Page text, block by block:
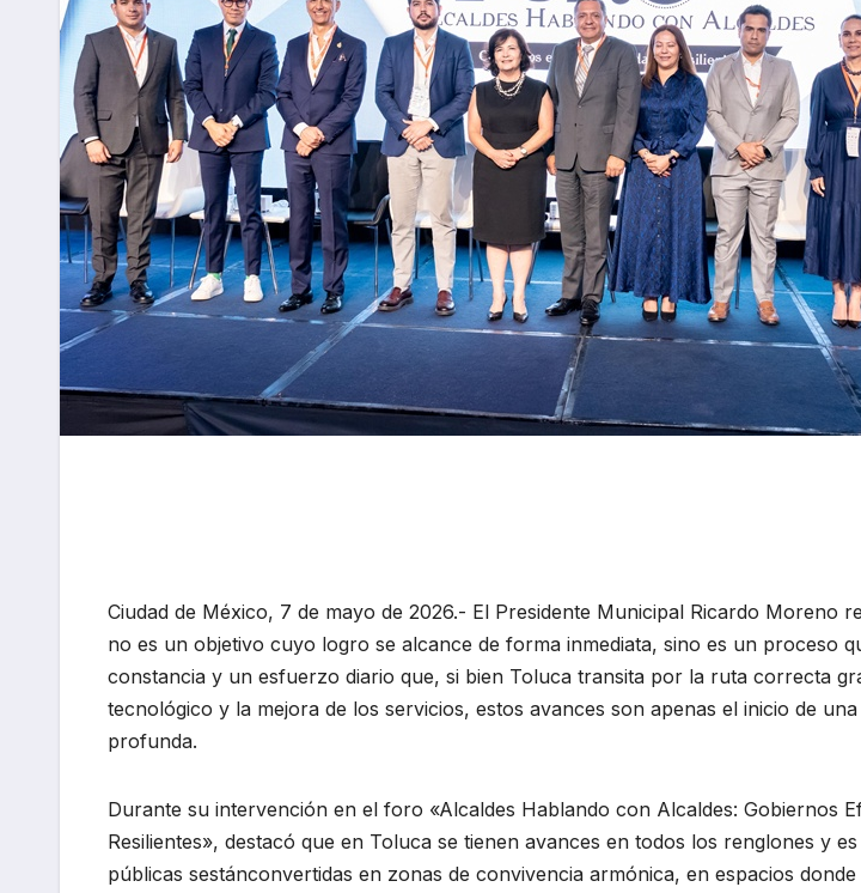
Ciudad de México, 7 de mayo de 2026.- El Presidente Municipal Ricardo Moreno
no es un objetivo cuyo logro se alcance de forma inmediata, sino es un proceso
constancia y un esfuerzo diario que, si bien Toluca transita por la ruta correcta
tecnológico y la mejora de los servicios, estos avances son apenas el inicio de
profunda.
Durante su intervención en el foro «Alcaldes Hablando con Alcaldes: Gobiernos
Resilientes», destacó que en Toluca se tienen avances en todos los renglones y
públicas sestánconvertidas en zonas de convivencia armónica, en espacios